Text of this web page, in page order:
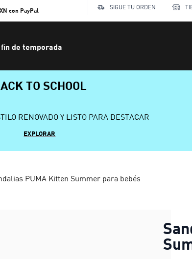
con PayPal
SIGUE TU ORDEN
fin de temporada
TO SCHOOL
RENOVADO Y LISTO PARA DESTACAR
EXPLORAR
PUMA Kitten Summer para bebés